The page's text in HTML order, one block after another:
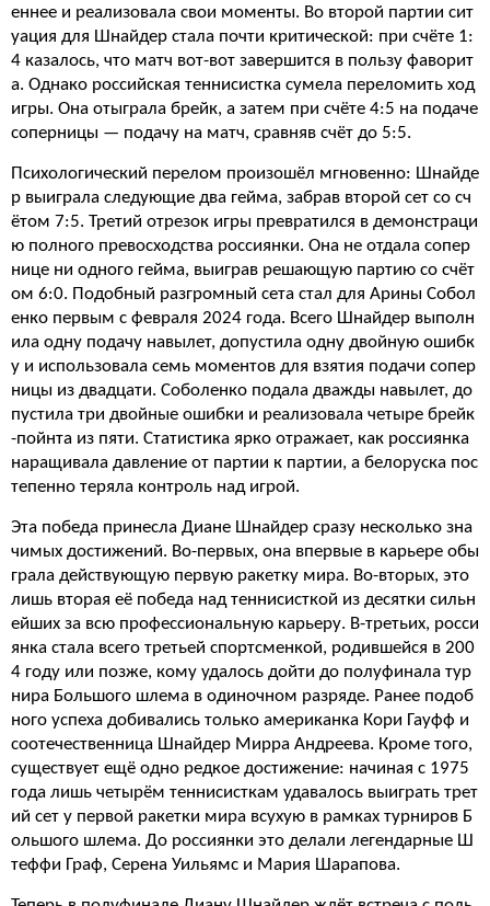
еннее и реализовала свои моменты. Во второй партии сит
уация для Шнайдер стала почти критической: при счёте 1:
4 казалось, что матч вот-вот завершится в пользу фаворит
а. Однако российская теннисистка сумела переломить ход
игры. Она отыграла брейк, а затем при счёте 4:5 на подаче
соперницы — подачу на матч, сравняв счёт до 5:5.
Психологический перелом произошёл мгновенно: Шнайде
р выиграла следующие два гейма, забрав второй сет со сч
ётом 7:5. Третий отрезок игры превратился в демонстраци
ю полного превосходства россиянки. Она не отдала сопер
нице ни одного гейма, выиграв решающую партию со счёт
ом 6:0. Подобный разгромный сета стал для Арины Собол
енко первым с февраля 2024 года. Всего Шнайдер выполн
ила одну подачу навылет, допустила одну двойную ошибк
у и использовала семь моментов для взятия подачи сопер
ницы из двадцати. Соболенко подала дважды навылет, до
пустила три двойные ошибки и реализовала четыре брейк
-пойнта из пяти. Статистика ярко отражает, как россиянка
наращивала давление от партии к партии, а белоруска пос
тепенно теряла контроль над игрой.
Эта победа принесла Диане Шнайдер сразу несколько зна
чимых достижений. Во-первых, она впервые в карьере обы
грала действующую первую ракетку мира. Во-вторых, это
лишь вторая её победа над теннисисткой из десятки сильн
ейших за всю профессиональную карьеру. В-третьих, росси
янка стала всего третьей спортсменкой, родившейся в 200
4 году или позже, кому удалось дойти до полуфинала тур
нира Большого шлема в одиночном разряде. Ранее подоб
ного успеха добивались только американка Кори Гауфф и
соотечественница Шнайдер Мирра Андреева. Кроме того,
существует ещё одно редкое достижение: начиная с 1975
года лишь четырём теннисисткам удавалось выиграть трет
ий сет у первой ракетки мира всухую в рамках турниров Б
ольшого шлема. До россиянки это делали легендарные Ш
теффи Граф, Серена Уильямс и Мария Шарапова.